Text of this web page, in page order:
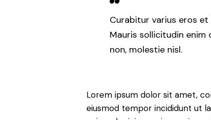
Curabitur varius eros
Mauris sollicitudin
non, molestie nisl.
Lorem ipsum dolor sit amet,
eiusmod tempor incididunt ut